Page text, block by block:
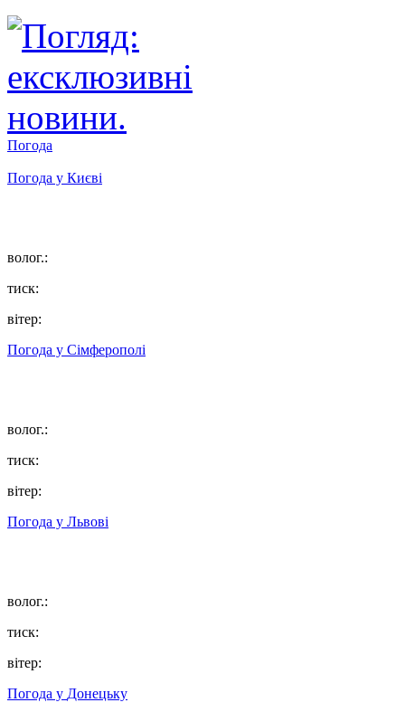
Погода
Погода у Києві
волог.:
тиск:
вітер:
Погода у Сімферополі
волог.:
тиск:
вітер:
Погода у Львові
волог.:
тиск:
вітер:
Погода у Донецьку